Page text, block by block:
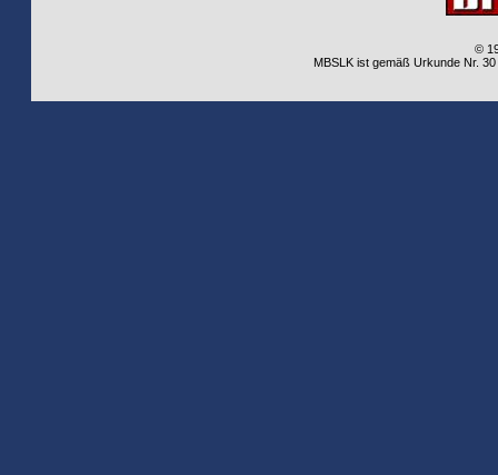
©
MBSLK ist gemäß Urkunde Nr.